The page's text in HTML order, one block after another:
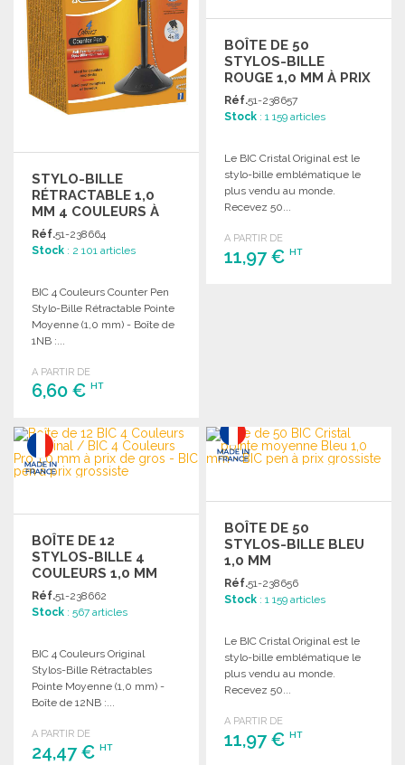
STYLO-BILLE
RÉTRACTABLE 1,0
MM 4 COULEURS À
PRIX DE GROS
Réf.51-238664
Stock : 2 101 articles
BIC 4 Couleurs Counter Pen
Stylo-Bille Rétractable Pointe
Moyenne (1,0 mm) - Boîte de
1NB :...
A PARTIR DE
6,60 € HT
COMMANDER
Demander un devis
BOÎTE DE 50
STYLOS-BILLE
ROUGE 1,0 MM À PRIX
GROSSISTE
Réf.51-238657
Stock : 1 159 articles
Le BIC Cristal Original est le
stylo-bille emblématique le
plus vendu au monde.
Recevez 50...
A PARTIR DE
11,97 €HT
BOÎTE DE 12
STYLOS-BILLE 4
COULEURS 1,0 MM
Réf.51-238662
Stock : 567 articles
BIC 4 Couleurs Original
Stylos-Bille Rétractables
Pointe Moyenne (1,0 mm) -
Boîte de 12NB :...
A PARTIR DE
24,47 € HT
BOÎTE DE 50
STYLOS-BILLE BLEU
1,0 MM
Réf.51-238656
Stock : 1 159 articles
Le BIC Cristal Original est le
stylo-bille emblématique le
plus vendu au monde.
Recevez 50...
A PARTIR DE
11,97 €HT